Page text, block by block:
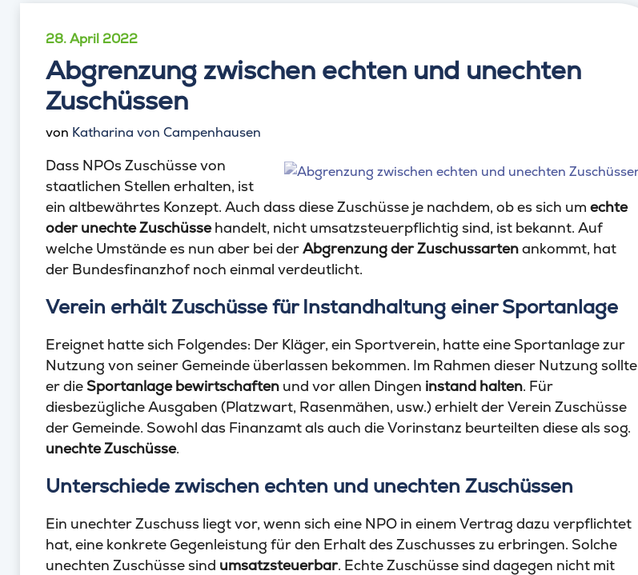
28. April 2022
Abgrenzung zwischen echten und unechten
Zuschüssen
von Katharina von Campenhausen
Dass NPOs Zuschüsse von
staatlichen Stellen erhalten, ist
ein altbewährtes Konzept. Auch dass diese Zuschüsse je nachdem, ob es sich um echte
oder unechte Zuschüssehandelt, nicht umsatzsteuerpflichtig sind, ist bekannt. Auf
welche Umstände es nun aber bei derAbgrenzung der Zuschussartenankommt, hat
der Bundesfinanzhof noch einmal verdeutlicht.
Verein erhält Zuschüsse für Instandhaltung einer Sportanlage
Ereignet hatte sich Folgendes: Der Kläger, ein Sportverein, hatte eine Sportanlage zur
Nutzung von seiner Gemeinde überlassen bekommen. Im Rahmen dieser Nutzung sollte
er dieSportanlage bewirtschaften und vor allen Dingen instand halten. Für
diesbezügliche Ausgaben (Platzwart, Rasenmähen, usw.) erhielt der Verein Zuschüsse
der Gemeinde. Sowohl das Finanzamt als auch die Vorinstanz beurteilten diese als sog.
unechte Zuschüsse.
Unterschiede zwischen echten und unechten Zuschüssen
Ein unechter Zuschuss liegt vor, wenn sich eine NPO in einem Vertrag dazu verpflichtet
hat, eine konkrete Gegenleistung für den Erhalt des Zuschusses zu erbringen. Solche
unechten Zuschüsse sind umsatzsteuerbar. Echte Zuschüsse sind dagegen nicht mit